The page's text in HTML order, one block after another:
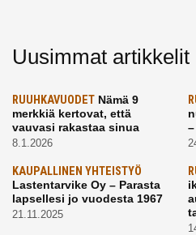
Uusimmat artikkelit
RUUHKAVUODET Nämä 9
merkkiä kertovat, että
vauvasi rakastaa sinua
8.1.2026
KAUPALLINEN YHTEISTYÖ
Lastentarvike Oy – Parasta
lapsellesi jo vuodesta 1967
21.11.2025